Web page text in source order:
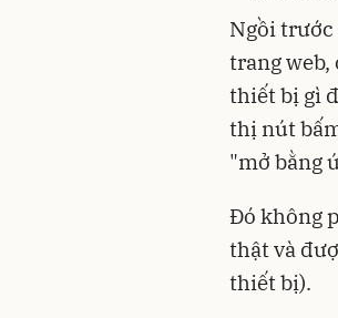
Ngồi
trang web,
thiết bị gì
thị nút
"mở bằng
Đó không
thật và
thiết bị).